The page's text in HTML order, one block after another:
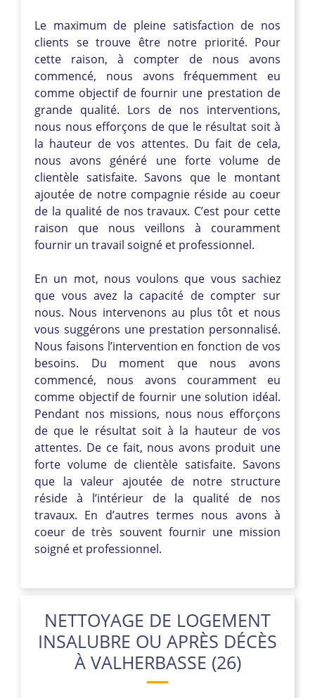
Le maximum de pleine satisfaction de nos
clients se trouve être notre priorité. Pour
cette raison, à compter de nous avons
commencé, nous avons fréquemment eu
comme objectif de fournir une prestation de
grande qualité. Lors de nos interventions,
nous nous efforçons de que le résultat soit à
la hauteur de vos attentes. Du fait de cela,
nous avons généré une forte volume de
clientèle satisfaite. Savons que le montant
ajoutée de notre compagnie réside au coeur
de la qualité de nos travaux. C’est pour cette
raison que nous veillons à couramment
fournir un travail soigné et professionnel.
En un mot, nous voulons que vous sachiez
que vous avez la capacité de compter sur
nous. Nous intervenons au plus tôt et nous
vous suggérons une prestation personnalisé.
Nous faisons l’intervention en fonction de vos
besoins. Du moment que nous avons
commencé, nous avons couramment eu
comme objectif de fournir une solution idéal.
Pendant nos missions, nous nous efforçons
de que le résultat soit à la hauteur de vos
attentes. De ce fait, nous avons produit une
forte volume de clientèle satisfaite. Savons
que la valeur ajoutée de notre structure
réside à l’intérieur de la qualité de nos
travaux. En d’autres termes nous avons à
coeur de très souvent fournir une mission
soigné et professionnel.
NETTOYAGE DE LOGEMENT
INSALUBRE OU APRÈS DÉCÈS
À VALHERBASSE (26)